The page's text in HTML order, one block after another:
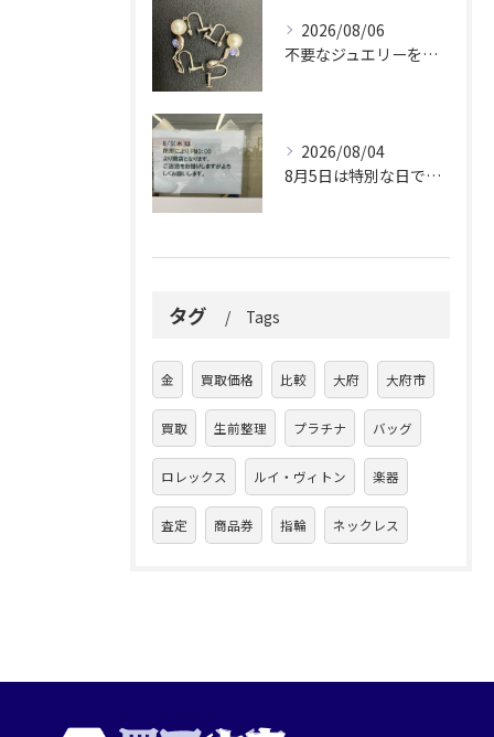
2026/08/06
不要なジュエリーを眠らせていませんか？
2026/08/04
8月5日は特別な日です。
タグ Tags
金 買取価格 比較 大府 大府市
買取 生前整理 プラチナ バッグ
ロレックス ルイ・ヴィトン 楽器
査定 商品券 指輪 ネックレス